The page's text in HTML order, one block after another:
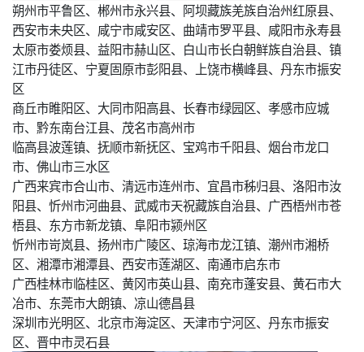
朔州市平鲁区、郴州市永兴县、阿坝藏族羌族自治州红原县、
西安市未央区、咸宁市咸安区、曲靖市罗平县、咸阳市永寿县
太原市娄烦县、益阳市赫山区、白山市长白朝鲜族自治县、镇
江市丹徒区、宁夏固原市彭阳县、上饶市横峰县、丹东市振安
区
商丘市睢阳区、大同市阳高县、长春市绿园区、孝感市应城
市、黔东南台江县、茂名市高州市
临高县波莲镇、抚顺市新抚区、宝鸡市千阳县、烟台市龙口
市、佛山市三水区
广西来宾市合山市、清远市连州市、宜昌市秭归县、洛阳市汝
阳县、忻州市河曲县、武威市天祝藏族自治县、广西梧州市苍
梧县、东方市新龙镇、阜阳市颍州区
忻州市岢岚县、扬州市广陵区、琼海市龙江镇、潮州市湘桥
区、湘潭市湘潭县、西安市莲湖区、南通市启东市
广西桂林市临桂区、黄冈市英山县、南充市蓬安县、黄石市大
冶市、东莞市大朗镇、凉山德昌县
深圳市光明区、北京市海淀区、天津市宁河区、丹东市振安
区、晋中市灵石县